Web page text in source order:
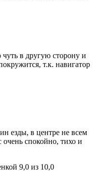
в другую сторону и
т.к. навигатор
езды, в центре не всем
спокойно, тихо и
9,0 из 10,0